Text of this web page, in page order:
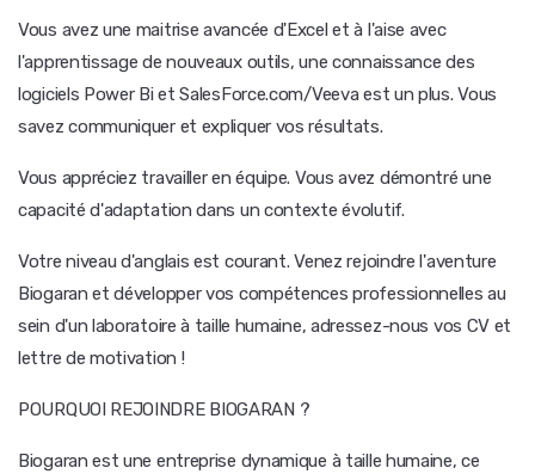
Vous avez une maitrise avancée d'Excel et à l'aise avec
l'apprentissage de nouveaux outils, une connaissance des
logiciels Power Bi et SalesForce.com/Veeva est un plus. Vous
savez communiquer et expliquer vos résultats.
Vous appréciez travailler en équipe. Vous avez démontré une
capacité d'adaptation dans un contexte évolutif.
Votre niveau d'anglais est courant. Venez rejoindre l'aventure
Biogaran et développer vos compétences professionnelles au
sein d'un laboratoire à taille humaine, adressez-nous vos CV et
lettre de motivation !
POURQUOI REJOINDRE BIOGARAN ?
Biogaran est une entreprise dynamique à taille humaine, ce